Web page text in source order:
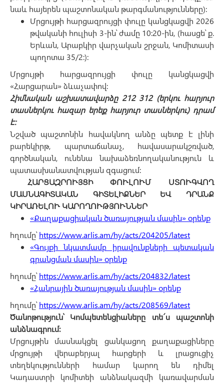
նաև հայերեն պաշտոնական թարգմանությունները)։
Մրցույթի հարցազրույցի փուլը կանցկացվի 2026
թվականի հուլիսի 3-ին՝ ժամը 10:20-ին, (հասցե՝ ք.
Երևան, Արաբկիր վարչական շրջան, Կոմիտասի
պողոտա 35/2:):
Մրցույթի հարցազրույցի փուլը կանցկացվի
«Հարցարան» ձևաչափով:
Հիմնական աշխատավարձը 212 312 (երկու հարյուր
տասներկու հազար երեք հարյուր տասներկու) դրամ
է:
Նշված պաշտոնին հավակնող անձը պետք է լինի
բարեկիրթ, պարտաճանաչ, հավասարակշռված,
գործնական, ունենա նախաձեռնողականություն և
պատասխանատվության զգացում:
ՀԱՐՑԱԶՐՈՒՅՑԻ ՓՈՒԼՈՒՄ ՍՏՈՒԳՎՈՂ
ՄԱՍՆԱԳԻՏԱԿԱՆ ԳԻՏԵԼԻՔՆԵՐ ԵՎ ԴՐԱՆՔ
ԿԻՐԱՌԵԼՈՒ ԿԱՐՈՂՈՒԹՅՈՒՆՆԵՐ
«Քաղաքացիական ծառայության մասին» օրենք
հղումը՝https://www.arlis.am/hy/acts/204205/latest
«Գույքի նկատմամբ իրավունքների պետական
գրանցման մասին» օրենք
հղումը՝https://www.arlis.am/hy/acts/204832/latest
«Հանրային ծառայության մասին» օրենք
հղումը՝https://www.arlis.am/hy/acts/208569/latest
Ծանոթություն՝ Կոմպետենցիաները տե´ս պաշտոնի
անձնագրում։
Մրցույթին մասնակցել ցանկացող քաղաքացիները
մրցույթի վերաբերյալ հարցերի և լրացուցիչ
տեղեկությունների համար կարող են դիմել
Կադաստրի կոմիտեի անձնակազմի կառավարման